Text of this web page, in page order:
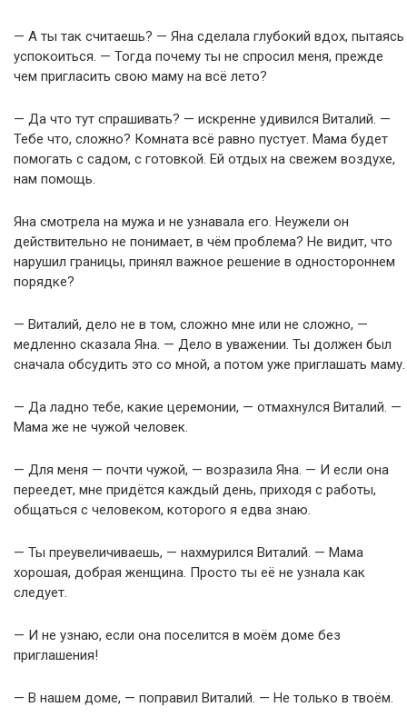
— А ты так считаешь? — Яна сделала глубокий вдох, пытаясь
успокоиться. — Тогда почему ты не спросил меня, прежде
чем пригласить свою маму на всё лето?
— Да что тут спрашивать? — искренне удивился Виталий. —
Тебе что, сложно? Комната всё равно пустует. Мама будет
помогать с садом, с готовкой. Ей отдых на свежем воздухе,
нам помощь.
Яна смотрела на мужа и не узнавала его. Неужели он
действительно не понимает, в чём проблема? Не видит, что
нарушил границы, принял важное решение в одностороннем
порядке?
— Виталий, дело не в том, сложно мне или не сложно, —
медленно сказала Яна. — Дело в уважении. Ты должен был
сначала обсудить это со мной, а потом уже приглашать маму.
— Да ладно тебе, какие церемонии, — отмахнулся Виталий. —
Мама же не чужой человек.
— Для меня — почти чужой, — возразила Яна. — И если она
переедет, мне придётся каждый день, приходя с работы,
общаться с человеком, которого я едва знаю.
— Ты преувеличиваешь, — нахмурился Виталий. — Мама
хорошая, добрая женщина. Просто ты её не узнала как
следует.
— И не узнаю, если она поселится в моём доме без
приглашения!
— В нашем доме, — поправил Виталий. — Не только в твоём.